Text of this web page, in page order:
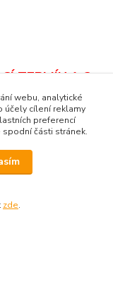
TERMÍN 1-2
webu, analytické
účely cílení reklamy
preferencí
části stránek.
zde.